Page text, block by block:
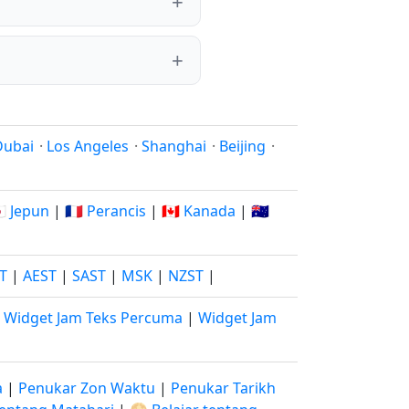
· Los Angeles · Shanghai · Beijing ·
Jepun | 🇫🇷 Perancis | 🇨🇦 Kanada | 🇦🇺
| AEST | SAST | MSK | NZST |
Widget Jam Teks Percuma | Widget Jam
| Penukar Zon Waktu | Penukar Tarikh